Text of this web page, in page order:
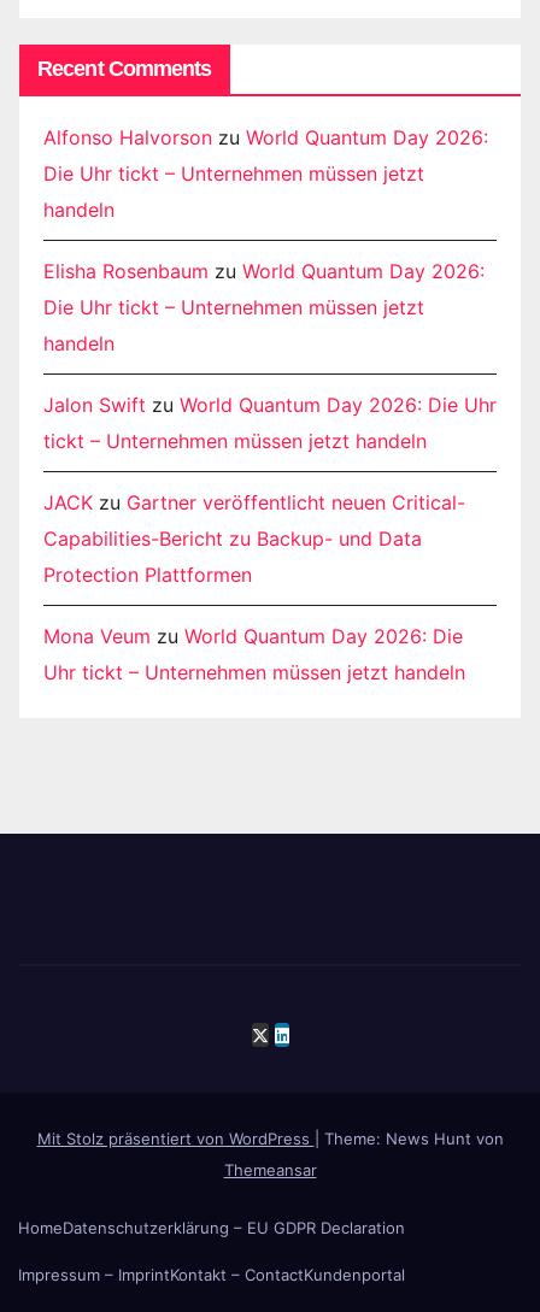
Recent Comments
Alfonso Halvorson zu World Quantum Day 2026:
Die Uhr tickt – Unternehmen müssen jetzt
handeln
Elisha Rosenbaum zu World Quantum Day 2026:
Die Uhr tickt – Unternehmen müssen jetzt
handeln
Jalon Swift zu World Quantum Day 2026: Die Uhr
tickt – Unternehmen müssen jetzt handeln
JACK zu Gartner veröffentlicht neuen Critical-
Capabilities-Bericht zu Backup- und Data
Protection Plattformen
Mona Veum zu World Quantum Day 2026: Die
Uhr tickt – Unternehmen müssen jetzt handeln
Mit Stolz präsentiert von WordPress
Theme: News Hunt von
Themeansar
HomeDatenschutzerklärung – EU GDPR Declaration
Impressum – ImprintKontakt – ContactKundenportal